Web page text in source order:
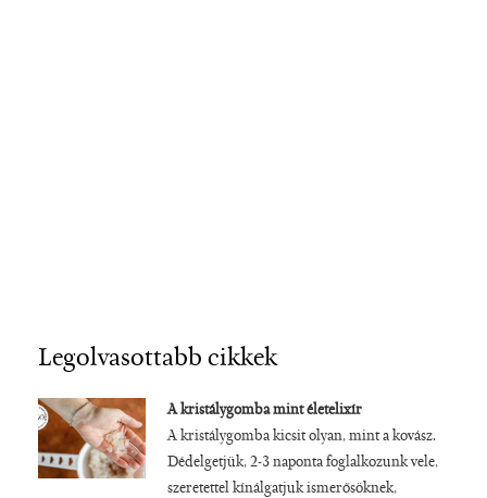
Legolvasottabb cikkek
A kristálygomba mint életelixír
A kristálygomba kicsit olyan, mint a kovász.
Dédelgetjük, 2-3 naponta foglalkozunk vele,
szeretettel kínálgatjuk ismerősöknek,